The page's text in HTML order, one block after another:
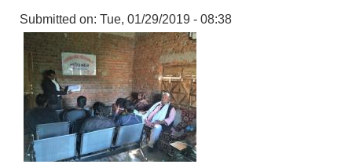
Submitted on: Tue, 01/29/2019 - 08:38